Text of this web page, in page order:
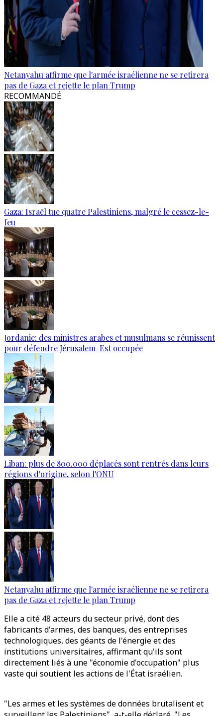
Netanyahu affirme que l'armée israélienne ne se retirera
pas de Gaza et rejette le plan Trump
RECOMMANDÉ
Gaza: Israël tue quatre Palestiniens, malgré le cessez-le-
feu
Jordanie: des ministres arabes et musulmans se réunissent
pour défendre Jérusalem-Est occupée
Liban: plus de 800.000 déplacés sont rentrés dans leurs
régions d'origine, selon l'ONU
Netanyahu affirme que l'armée israélienne ne se retirera
pas de Gaza et rejette le plan Trump
Elle a cité 48 acteurs du secteur privé, dont des
fabricants d'armes, des banques, des entreprises
technologiques, des géants de l'énergie et des
institutions universitaires, affirmant qu'ils sont
directement liés à une "économie d'occupation" plus
vaste qui soutient les actions de l'État israélien.
"Les armes et les systèmes de données brutalisent et